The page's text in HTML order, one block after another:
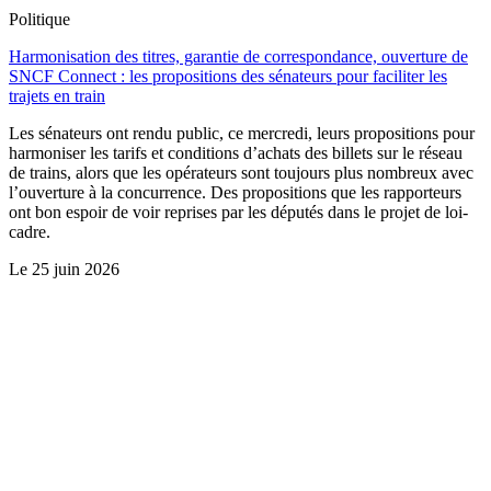
Politique
Harmonisation des titres, garantie de correspondance, ouverture de
SNCF Connect : les propositions des sénateurs pour faciliter les
trajets en train
Les sénateurs ont rendu public, ce mercredi, leurs propositions pour
harmoniser les tarifs et conditions d’achats des billets sur le réseau
de trains, alors que les opérateurs sont toujours plus nombreux avec
l’ouverture à la concurrence. Des propositions que les rapporteurs
ont bon espoir de voir reprises par les députés dans le projet de loi-
cadre.
Le 25 juin 2026